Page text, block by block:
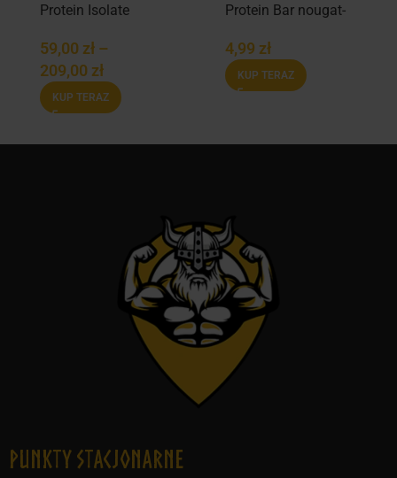
Protein Isolate
59,00 zł –
209,00 zł
KUP TERAZ
Protein Bar nougat-
4,99 zł
KUP TERAZ
Punkty Stacjonarne